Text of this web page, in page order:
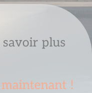
savoir plus
!